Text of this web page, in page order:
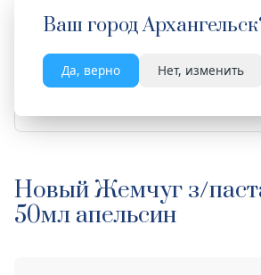
Ваш городАрхангельск
Да, верно Нет, изменить
Весь сайт
Новый Жемчуг з/
50мл апельсин